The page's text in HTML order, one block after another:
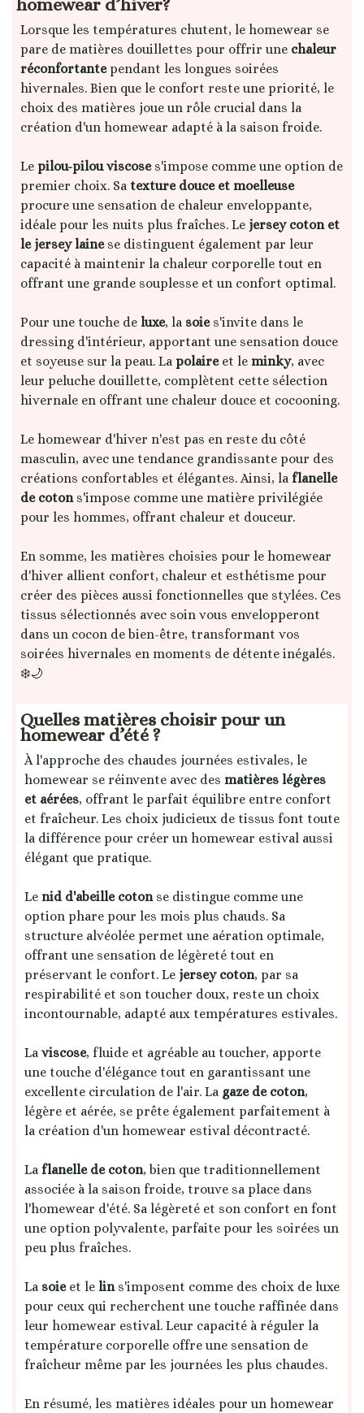
homewear d’hiver?
Lorsque les températures chutent, le homewear se
pare de matières douillettes pour offrir une chaleur
réconfortantependant les longues soirées
hivernales. Bien que le confort reste une priorité, le
choix des matières joue un rôle crucial dans la
création d'un homewear adapté à la saison froide.
Le pilou-pilou viscoses'impose comme une option de
premier choix. Sa texture douce et moelleuse
procure une sensation de chaleur enveloppante,
idéale pour les nuits plus fraîches. Le jersey coton et
le jersey lainese distinguent également par leur
capacité à maintenir la chaleur corporelle tout en
offrant une grande souplesse et un confort optimal.
Pour une touche de luxe, la soie s'invite dans le
dressing d'intérieur, apportant une sensation douce
et soyeuse sur la peau. La polaire et le minky, avec
leur peluche douillette, complètent cette sélection
hivernale en offrant une chaleur douce et cocooning.
Le homewear d'hiver n'est pas en reste du côté
masculin, avec une tendance grandissante pour des
créations confortables et élégantes. Ainsi, la flanelle
de cotons'impose comme une matière privilégiée
pour les hommes, offrant chaleur et douceur.
En somme, les matières choisies pour le homewear
d'hiver allient confort, chaleur et esthétisme pour
créer des pièces aussi fonctionnelles que stylées. Ces
tissus sélectionnés avec soin vous envelopperont
dans un cocon de bien-être, transformant vos
soirées hivernales en moments de détente inégalés.
❄️🌙
Quelles matières choisir pour un
homewear d’été ?
À l'approche des chaudes journées estivales, le
homewear se réinvente avec des matières légères
et aérées, offrant le parfait équilibre entre confort
et fraîcheur. Les choix judicieux de tissus font toute
la différence pour créer un homewear estival aussi
élégant que pratique.
Le nid d'abeille coton se distingue comme une
option phare pour les mois plus chauds. Sa
structure alvéolée permet une aération optimale,
offrant une sensation de légèreté tout en
préservant le confort. Le jersey coton, par sa
respirabilité et son toucher doux, reste un choix
incontournable, adapté aux températures estivales.
La viscose, fluide et agréable au toucher, apporte
une touche d'élégance tout en garantissant une
excellente circulation de l'air. La gaze de coton,
légère et aérée, se prête également parfaitement à
la création d'un homewear estival décontracté.
La flanelle de coton, bien que traditionnellement
associée à la saison froide, trouve sa place dans
l'homewear d'été. Sa légèreté et son confort en font
une option polyvalente, parfaite pour les soirées un
peu plus fraîches.
La soie et le lin s'imposent comme des choix de luxe
pour ceux qui recherchent une touche raffinée dans
leur homewear estival. Leur capacité à réguler la
température corporelle offre une sensation de
fraîcheur même par les journées les plus chaudes.
En résumé, les matières idéales pour un homewear